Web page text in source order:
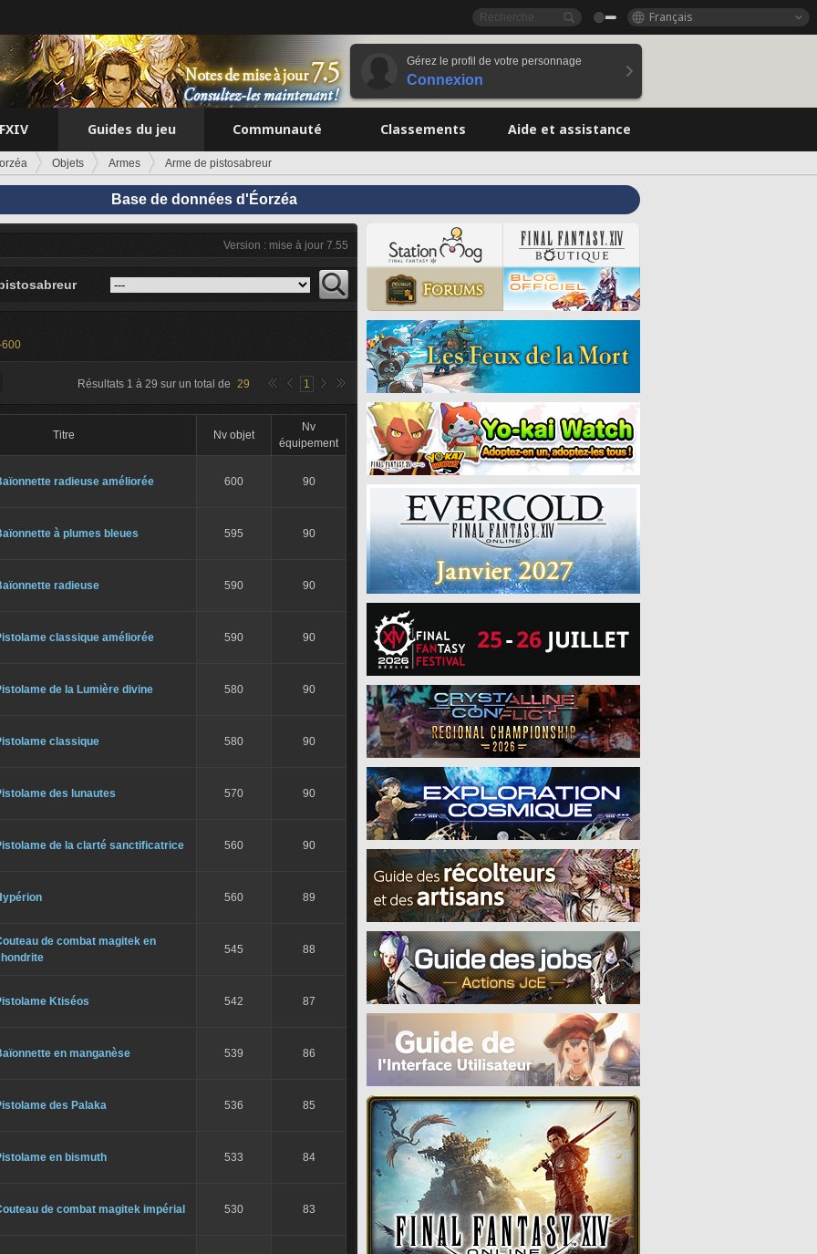
Français
Gérez le profil de votre personnage
Connexion
Guides du jeu Communauté Classements Aide et assistance
Objets Armes Arme de pistosabreur
Base de données d'Éorzéa
Version : mise à jour 7.55
Résultats 1 à 29 sur un total de 29 1
Titre Nv objet
Nv
équipement
radieuse améliorée 600 90
à plumes bleues 595 90
radieuse 590 90
classique améliorée 590 90
de la Lumière divine 580 90
classique 580 90
des lunautes 570 90
de la clarté sanctificatrice 560 90
560 89
de combat magitek en
545 88
Ktiséos 542 87
en manganèse 539 86
des Palaka 536 85
en bismuth 533 84
de combat magitek impérial 530 83